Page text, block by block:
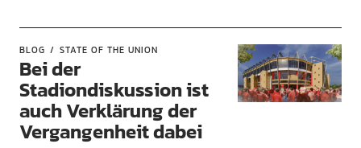
BLOG STATE OF THE UNION
Bei der
Stadiondiskussion ist
auch Verklärung der
Vergangenheit dabei